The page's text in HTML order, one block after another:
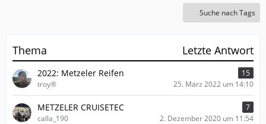
Suche nach Tags
Thema Letzte Antwort
2022: Metzeler Reifen
15
troy®
25. März 2022 um 14:10
METZELER CRUISETEC
7
calla_190
2. Dezember 2020 um 11:54